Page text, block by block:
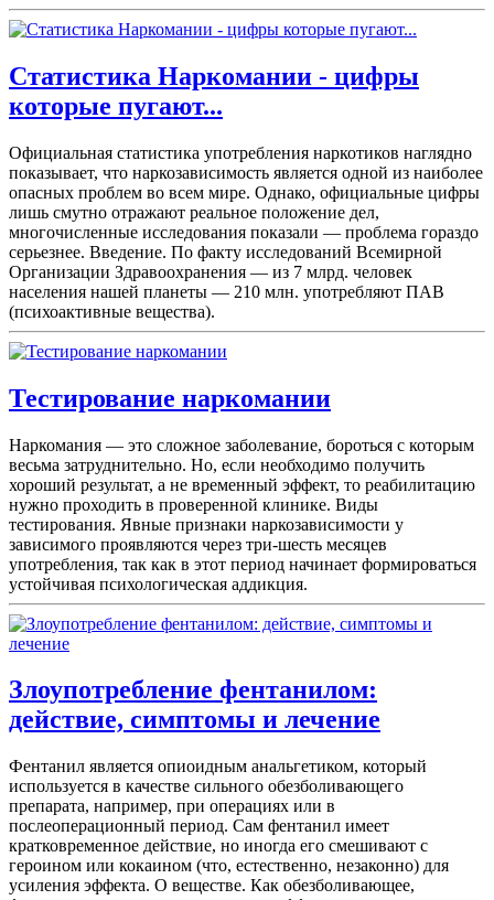
Статистика Наркомании - цифры
которые пугают...
Официальная статистика употребления наркотиков наглядно
показывает, что наркозависимость является одной из наиболее
опасных проблем во всем мире. Однако, официальные цифры
лишь смутно отражают реальное положение дел,
многочисленные исследования показали — проблема гораздо
серьезнее. Введение. По факту исследований Всемирной
Организации Здравоохранения — из 7 млрд. человек
населения нашей планеты — 210 млн. употребляют ПАВ
(психоактивные вещества).
Тестирование наркомании
Наркомания — это сложное заболевание, бороться с которым
весьма затруднительно. Но, если необходимо получить
хороший результат, а не временный эффект, то реабилитацию
нужно проходить в проверенной клинике. Виды
тестирования. Явные признаки наркозависимости у
зависимого проявляются через три-шесть месяцев
употребления, так как в этот период начинает формироваться
устойчивая психологическая аддикция.
Злоупотребление фентанилом:
действие, симптомы и лечение
Фентанил является опиоидным анальгетиком, который
используется в качестве сильного обезболивающего
препарата, например, при операциях или в
послеоперационный период. Сам фентанил имеет
кратковременное действие, но иногда его смешивают с
героином или кокаином (что, естественно, незаконно) для
усиления эффекта. О веществе. Как обезболивающее,